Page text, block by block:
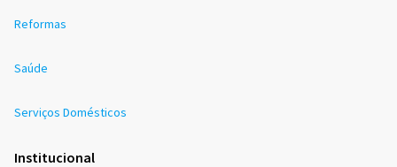
Reformas
Saúde
Serviços Domésticos
Institucional